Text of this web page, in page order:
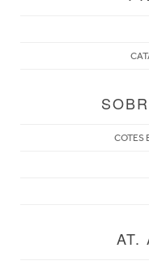
COTES
AT.